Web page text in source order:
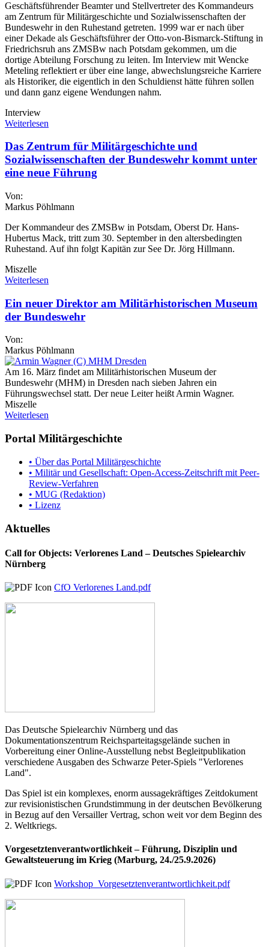
Geschäftsführender Beamter und Stellvertreter des Kommandeurs
am Zentrum für Militärgeschichte und Sozialwissenschaften der
Bundeswehr in den Ruhestand getreten. 1999 war er nach über
einer Dekade als Geschäftsführer der Otto-von-Bismarck-Stiftung in
Friedrichsruh ans ZMSBw nach Potsdam gekommen, um die
dortige Abteilung Forschung zu leiten. Im Interview mit Wencke
Meteling reflektiert er über eine lange, abwechslungsreiche Karriere
als Historiker, die eigentlich in den Schuldienst hätte führen sollen
und dann ganz eigene Wendungen nahm.
Interview
Weiterlesen
Das Zentrum für Militärgeschichte und
Sozialwissenschaften der Bundeswehr kommt unter
eine neue Führung
Von:
Markus Pöhlmann
Der Kommandeur des ZMSBw in Potsdam, Oberst Dr. Hans-
Hubertus Mack, tritt zum 30. September in den altersbedingten
Ruhestand. Auf ihn folgt Kapitän zur See Dr. Jörg Hillmann.
Miszelle
Weiterlesen
Ein neuer Direktor am Militärhistorischen Museum
der Bundeswehr
Von:
Markus Pöhlmann
Am 16. März findet am Militärhistorischen Museum der
Bundeswehr (MHM) in Dresden nach sieben Jahren ein
Führungswechsel statt. Der neue Leiter heißt Armin Wagner.
Miszelle
Weiterlesen
Portal Militärgeschichte
• Über das Portal Militärgeschichte
• Militär und Gesellschaft: Open-Access-Zeitschrift mit Peer-
Review-Verfahren
• MUG (Redaktion)
• Lizenz
Aktuelles
Call for Objects: Verlorenes Land – Deutsches Spielearchiv
Nürnberg
CfO Verlorenes Land.pdf
Das Deutsche Spielearchiv Nürnberg und das
Dokumentationszentrum Reichsparteitagsgelände suchen in
Vorbereitung einer Online-Ausstellung nebst Begleitpublikation
verschiedene Ausgaben des Schwarze Peter-Spiels "Verlorenes
Land".
Das Spiel ist ein komplexes, enorm aussagekräftiges Zeitdokument
zur revisionistischen Grundstimmung in der deutschen Bevölkerung
in Bezug auf den Versailler Vertrag, schon weit vor dem Beginn des
2. Weltkriegs.
Vorgesetztenverantwortlichkeit – Führung, Disziplin und
Gewaltsteuerung im Krieg (Marburg, 24./25.9.2026)
Workshop_Vorgesetztenverantwortlichkeit.pdf